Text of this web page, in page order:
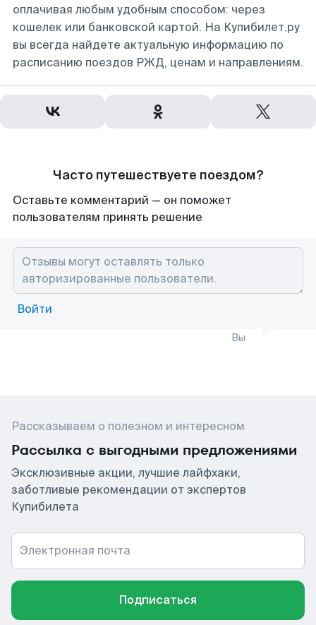
оплачивая любым удобным способом: через
кошелек или банковской картой. На Купибилет.ру
вы всегда найдете актуальную информацию по
расписанию поездов РЖД, ценам и направлениям.
Часто путешествуете поездом?
Оставьте комментарий — он поможет
пользователям принять решение
Войти
Вы
Рассказываем о полезном и интересном
Рассылка с выгодными предложениями
Эксклюзивные акции, лучшие лайфхаки,
заботливые рекомендации от экспертов
Купибилета
Электронная почта
Подписаться